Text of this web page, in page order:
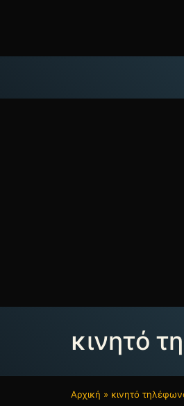
κινητό
Αρχική » κινητό